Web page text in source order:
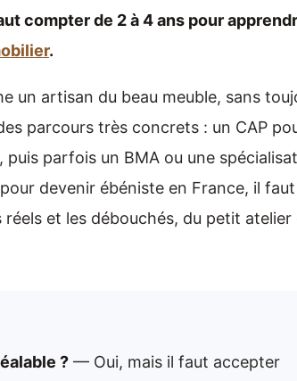
compter de 2 à 4 ans pour
.
un artisan du beau meuble, sans
parcours très concrets : un CAP
puis parfois un BMA ou une
devenir ébéniste en France, il faut
et les débouchés, du petit atelier
? — Oui, mais il faut accepter